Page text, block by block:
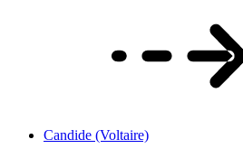
Candide (Voltaire)